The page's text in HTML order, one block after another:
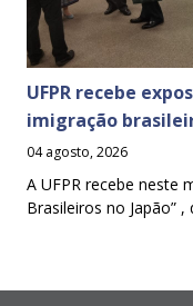
UFPR recebe
imigração
04 agosto, 2026
A UFPR recebe neste
Brasileiros no Japão”